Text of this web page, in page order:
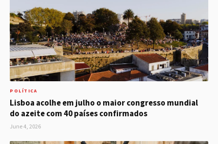
POLÍTICA
Lisboa acolhe em julho o maior congresso mundial
do azeite com 40 países confirmados
June 4, 2026